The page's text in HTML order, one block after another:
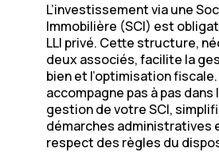
L’investissement via une
Immobilière (SCI) est
LLI privé. Cette structure,
deux associés, facilite la
bien et l’optimisation
accompagne pas à pas
gestion de votre SCI,
démarches administratives
respect des règles du